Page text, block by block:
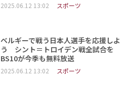
2025.06.12 13:02 スポーツ
ベルギーで戦う日本人選手を応援しよ
う シント＝トロイデン戦全試合を
BS10が今季も無料放送
2025.06.12 13:02 スポーツ